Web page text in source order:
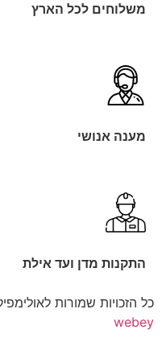
משלוחים לכל הארץ
מענה אנושי
התקנות מדן ועד אילת
כל הזכויות שמורות לאולימפיק Ⓒ – האתר נבנה ועוצב ע”י
webey